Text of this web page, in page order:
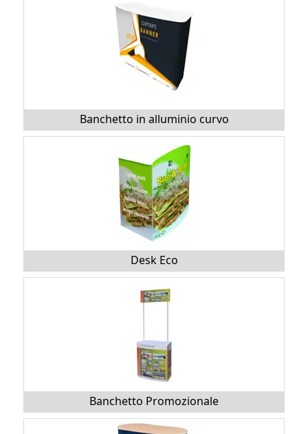
Banchetto in alluminio curvo
Desk Eco
Banchetto Promozionale